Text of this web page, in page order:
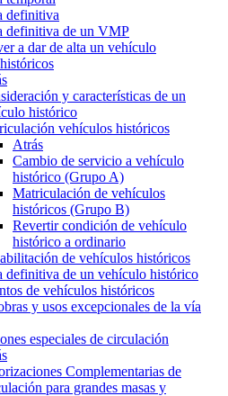
definitiva
definitiva de un VMP
a dar de alta un vehículo
y características de un
histórico
vehículos históricos
Atrás
Cambio de servicio a vehículo
histórico (Grupo A)
Matriculación de vehículos
históricos (Grupo B)
Revertir condición de vehículo
histórico a ordinario
de vehículos históricos
definitiva de un vehículo histórico
de vehículos históricos
y usos excepcionales de la vía
especiales de circulación
Complementarias de
para grandes masas y